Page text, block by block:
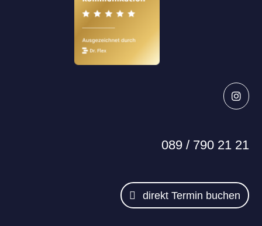

089 / 790 21 21
direkt Termin buchen